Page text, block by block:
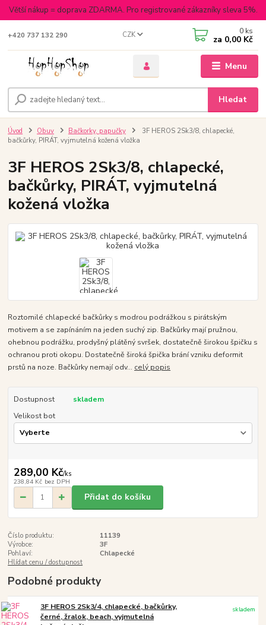
Větší nákup = doprava ZDARMA. Pro registrované zákazníky sleva 5%.
Menu
CZK
Hledat
+420 737 132 290 0 ks
za 0,00 Kč
Úvod Obuv Bačkorky, papučky
3F HEROS 2Sk3/8, chlapecké,
bačkůrky, PIRÁT, vyjmutelná kožená vložka
3F HEROS 2Sk3/8, chlapecké,
bačkůrky, PIRÁT, vyjmutelná
kožená vložka
Roztomilé chlapecké bačkůrky s modrou podrážkou s pirátským
motivem a se zapínáním na jeden suchý zip. Bačkůrky mají pružnou,
ohebnou podrážku, prodyšný plátěný svršek, dostatečně širokou špičku s
ochranou proti okopu. Dostatečně široká špička brání vzniku deformit
prstů na noze. Bačkůrky nemají odv... celý popis
Dostupnost
skladem
Velikost bot
289,00 Kč/ks
238,84 Kč bez DPH
Přidat do košíku
Číslo produktu:
11139
Výrobce:
3F
Pohlaví:
Chlapecké
Hlídat cenu / dostupnost
Podobné produkty
3F HEROS 2Sk3/4, chlapecké, bačkůrky,
černé, žralok, beach, vyjmutelná
skladem